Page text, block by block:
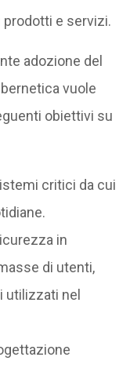
e servizi.
adozione del
vuole
obiettivi su
critici da cui
in
di utenti,
nel